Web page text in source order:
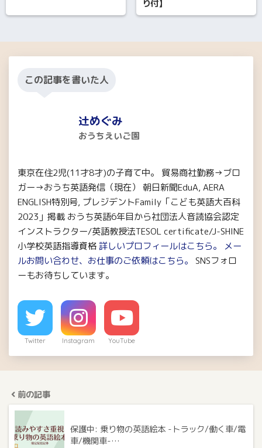
り付】
この記事を書いた人
辻めぐみ
おうちえいご園
東京在住2児(11才8才)の子育て中。 貿易商社勤務→ブロ
ガー→おうち英語発信（現在） 朝日新聞EduA, AERA
ENGLISH特別号, プレジデントFamily「こども英語大百科
2023」掲載 おうち英語6年目から社団法人音読協会認定
インストラクター/英語教授法TESOL certificate/J-SHINE
小学校英語指導資格詳しいプロフィールはこちら。
メー
ルお問い合わせ、お仕事のご依頼はこちら。
SNSフォロ
ーもお待ちしています。
Twitter Instagram YouTube
前の記事
保護中: 乗り物の英語絵本 -トラック/働く車/電
車/機関車-…